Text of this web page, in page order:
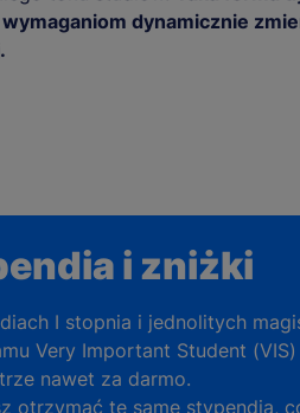
dynamicznie
i zniżki
I stopnia i jednolitych
Very Important Student
nawet za darmo.
otrzymać te same stypendia,